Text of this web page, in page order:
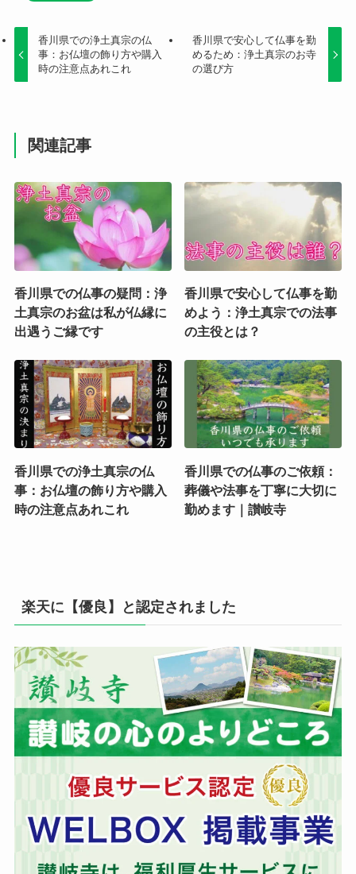
香川県での浄土真宗の仏
事：お仏壇の飾り方や購入
時の注意点あれこれ
香川県で安心して仏事を勤
めるため：浄土真宗のお寺
の選び方
関連記事
香川県での仏事の疑問：浄
土真宗のお盆は私が仏縁に
出遇うご縁です
香川県で安心して仏事を勤
めよう：浄土真宗での法事
の主役とは？
香川県での浄土真宗の仏
事：お仏壇の飾り方や購入
時の注意点あれこれ
香川県での仏事のご依頼：
葬儀や法事を丁寧に大切に
勤めます｜讃岐寺
楽天に【優良】と認定されました